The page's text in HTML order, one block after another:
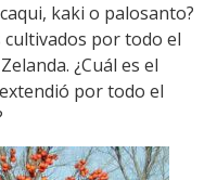
kaki o palosanto?
cultivados por todo el
¿Cuál es el
por todo el